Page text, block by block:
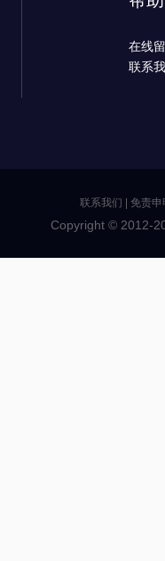
在线
联系
联系我们 免责申
Copyright © 2012-